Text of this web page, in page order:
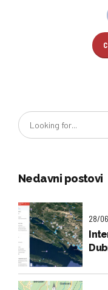
Nedavni postovi
28/